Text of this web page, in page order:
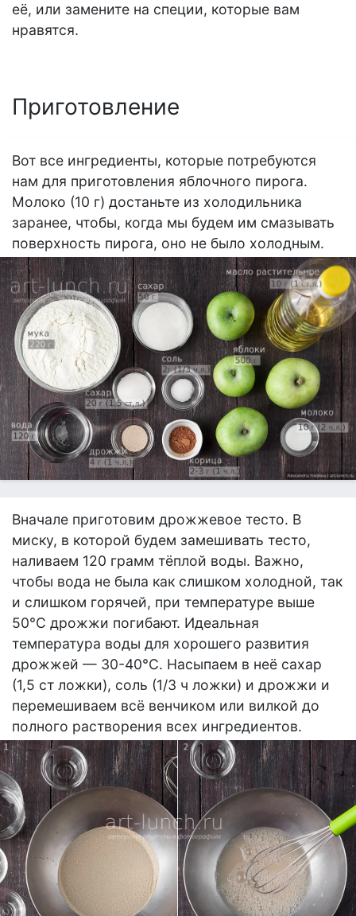
её, или замените на специи, которые вам
нравятся.
Приготовление
Вот все ингредиенты, которые потребуются
нам для приготовления яблочного пирога.
Молоко (10 г) достаньте из холодильника
заранее, чтобы, когда мы будем им смазывать
поверхность пирога, оно не было холодным.
Вначале приготовим дрожжевое тесто. В
миску, в которой будем замешивать тесто,
наливаем 120 грамм тёплой воды. Важно,
чтобы вода не была как слишком холодной, так
и слишком горячей, при температуре выше
50°С дрожжи погибают. Идеальная
температура воды для хорошего развития
дрожжей — 30-40°С. Насыпаем в неё сахар
(1,5 ст ложки), соль (1/3 ч ложки) и дрожжи и
перемешиваем всё венчиком или вилкой до
полного растворения всех ингредиентов.